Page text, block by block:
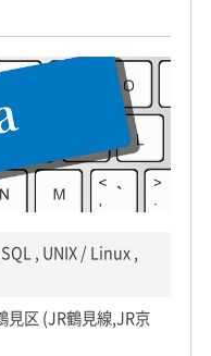
, UNIX / Linux ,
見区 (JR鶴見線,JR京